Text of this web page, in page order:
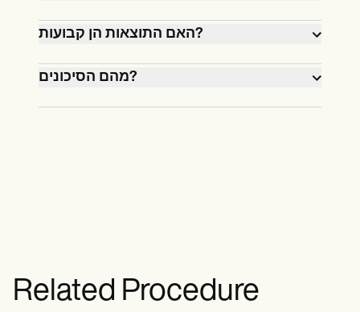
רוב האנשים רואים שיפור בראייה תוך יום, אך
האם התוצאות הן קבועות?
כן, אך שינויים בראייה עדיין יכולים להתרחש
מהם הסיכונים?
Related Procedure